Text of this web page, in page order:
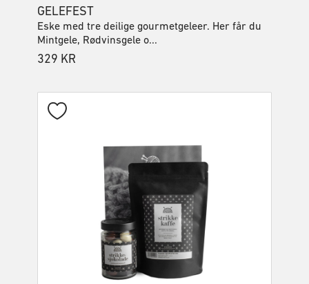
GELEFEST
Eske med tre deilige gourmetgeleer. Her får du
Mintgele, Rødvinsgele o...
329 KR